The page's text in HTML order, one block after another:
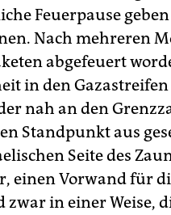
Feuerpause
Nach mehreren
abgefeuert
in den
nah an den
Standpunkt aus
Seite des
einen Vorwand für
in einer Weise,